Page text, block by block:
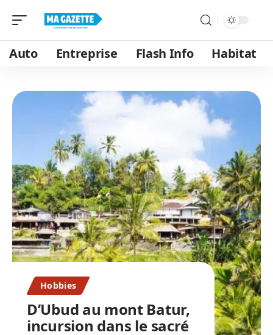
Auto Entreprise Flash Info Habitat
Hobbies
D’Ubud au mont Batur,
incursion dans le sacré